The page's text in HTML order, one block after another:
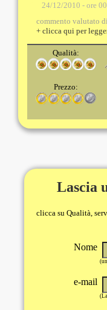
24/12/2010 - ore
commento valutato
+ clicca qui per
Qualità:
Prezzo:
Lascia
clicca su Qualità,
Nome
e-mail